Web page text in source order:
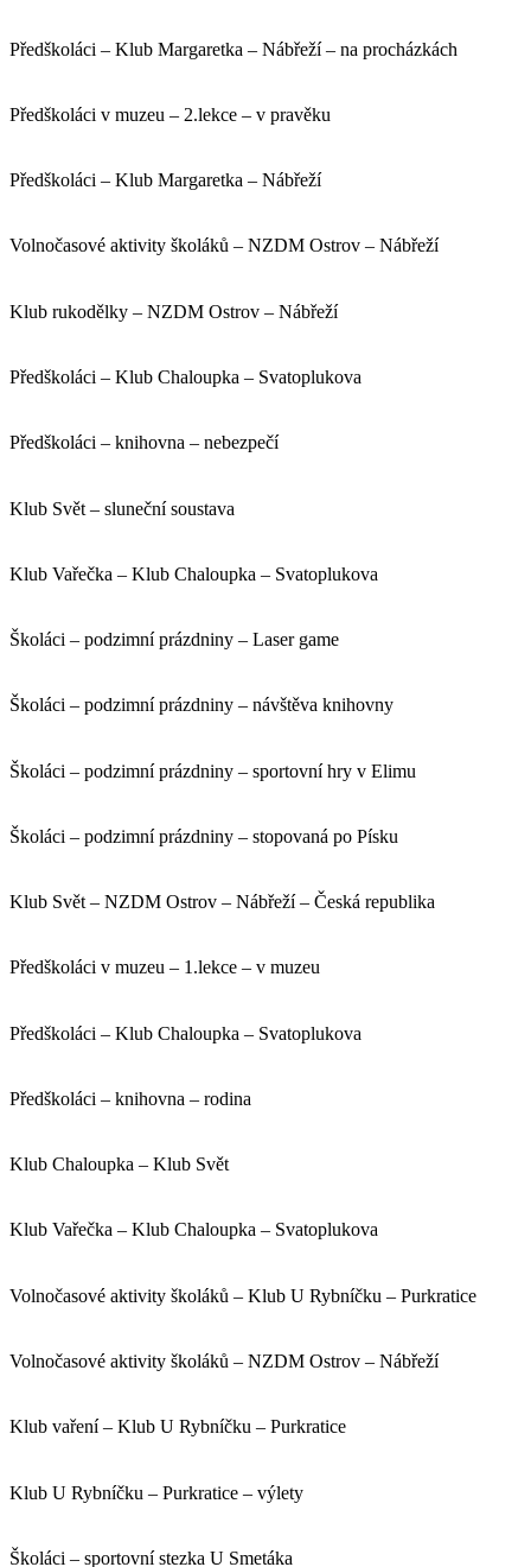
Předškoláci – Klub Margaretka – Nábřeží – na procházkách
Předškoláci v muzeu – 2.lekce – v pravěku
Předškoláci – Klub Margaretka – Nábřeží
Volnočasové aktivity školáků – NZDM Ostrov – Nábřeží
Klub rukodělky – NZDM Ostrov – Nábřeží
Předškoláci – Klub Chaloupka – Svatoplukova
Předškoláci – knihovna – nebezpečí
Klub Svět – sluneční soustava
Klub Vařečka – Klub Chaloupka – Svatoplukova
Školáci – podzimní prázdniny – Laser game
Školáci – podzimní prázdniny – návštěva knihovny
Školáci – podzimní prázdniny – sportovní hry v Elimu
Školáci – podzimní prázdniny – stopovaná po Písku
Klub Svět – NZDM Ostrov – Nábřeží – Česká republika
Předškoláci v muzeu – 1.lekce – v muzeu
Předškoláci – Klub Chaloupka – Svatoplukova
Předškoláci – knihovna – rodina
Klub Chaloupka – Klub Svět
Klub Vařečka – Klub Chaloupka – Svatoplukova
Volnočasové aktivity školáků – Klub U Rybníčku – Purkratice
Volnočasové aktivity školáků – NZDM Ostrov – Nábřeží
Klub vaření – Klub U Rybníčku – Purkratice
Klub U Rybníčku – Purkratice – výlety
Školáci – sportovní stezka U Smetáka